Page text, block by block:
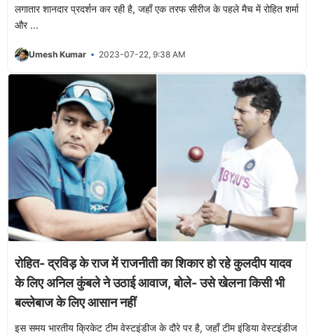
लगातार शानदार प्रदर्शन कर रही है, जहाँ एक तरफ सीरीज के पहले मैच में रोहित शर्मा
और ...
Umesh Kumar 2023-07-22, 9:38 AM
रोहित- द्रविड़ के राज में राजनीती का शिकार हो रहे कुलदीप यादव
के लिए अनिल कुंबले ने उठाई आवाज, बोले- उसे खेलना किसी भी
बल्लेबाज के लिए आसान नहीं
इस समय भारतीय क्रिकेट टीम वेस्टइंडीज के दौरे पर है, जहाँ टीम इंडिया वेस्टइंडीज